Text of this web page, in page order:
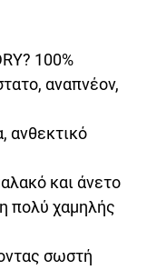
100%
αναπνέον,
ανθεκτικό
και άνετο
πολύ χαμηλής
σωστή